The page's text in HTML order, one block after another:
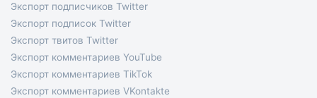
Экспорт подписчиков Twitter
Экспорт подписок Twitter
Экспорт твитов Twitter
Экспорт комментариев YouTube
Экспорт комментариев TikTok
Экспорт комментариев VKontakte